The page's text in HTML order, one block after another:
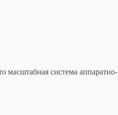
масштабная система аппаратно-